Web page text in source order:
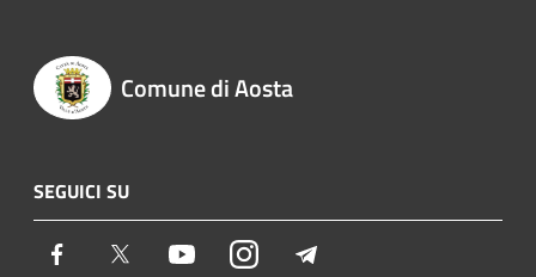
Comune di Aosta
SEGUICI SU
Facebook Twitter YoutubeInstagram